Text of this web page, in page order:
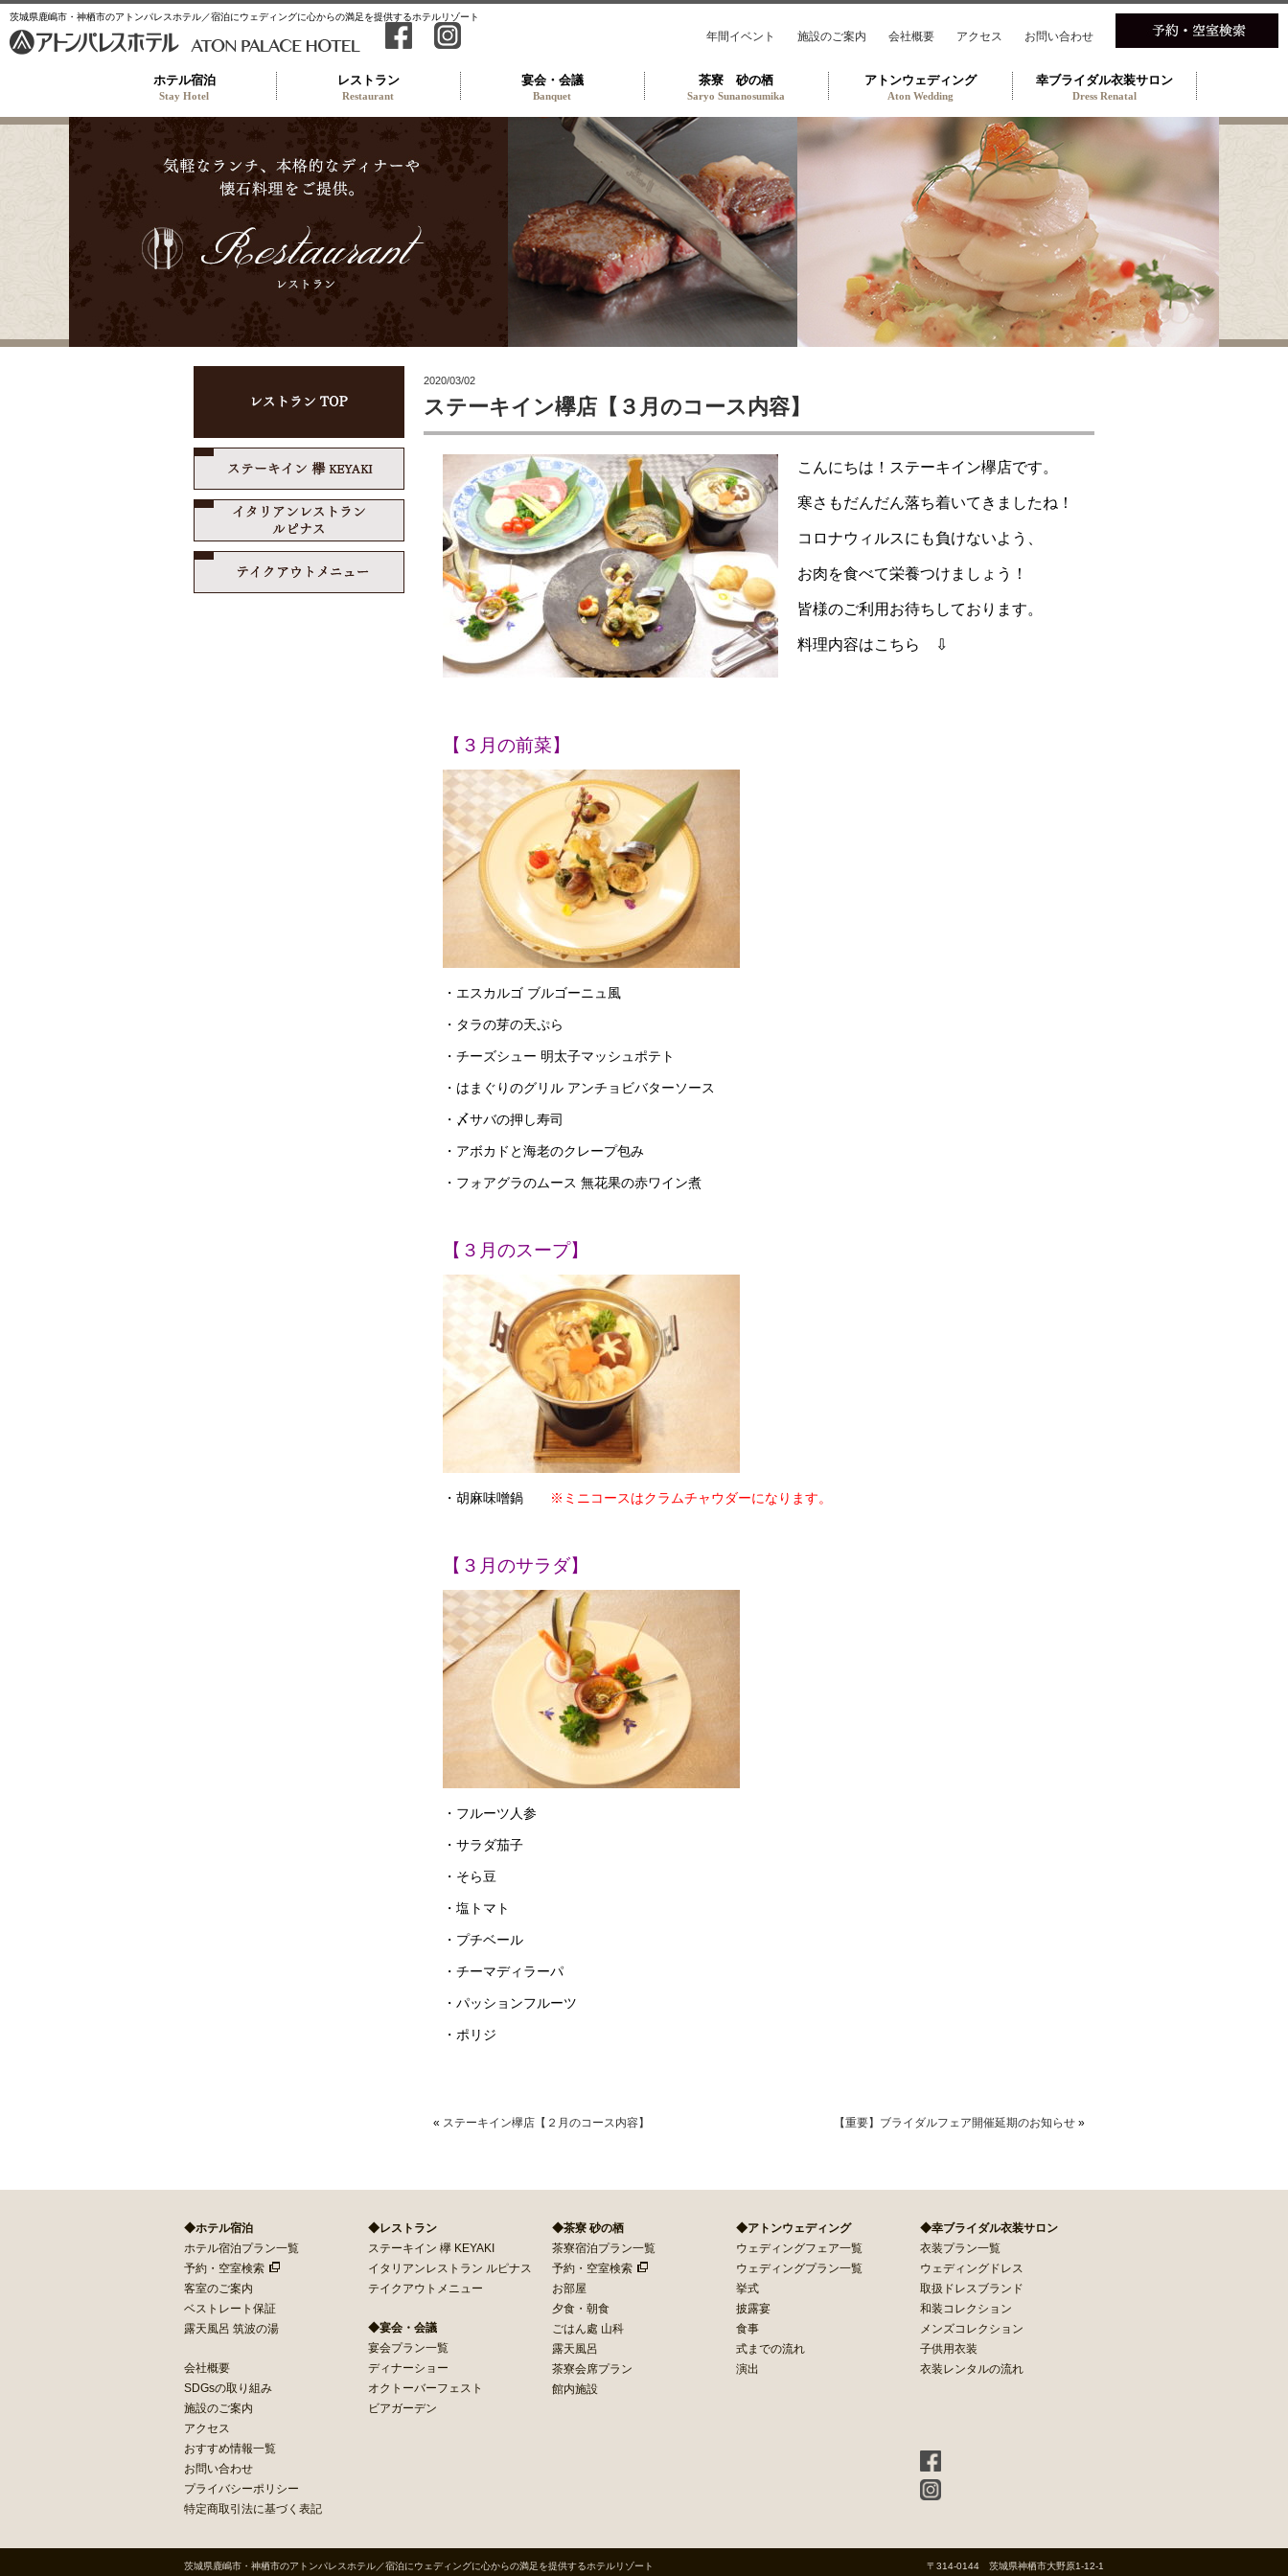
茨城県鹿嶋市・神栖市のアトンパレスホテル／宿泊にウェディングに心からの満足を提供するホテルリゾート
年間イベント 施設のご案内 会社概要 アクセス お問い合わせ
ホテル宿泊
Stay Hotel
レストラン
Restaurant
宴会・会議
Banquet
茶寮 砂の栖
Saryo Sunanosumika
アトンウェディング
Aton Wedding
幸ブライダル衣装サロン
Dress Renatal
2020/03/02
ステーキイン欅店【３月のコース内容】
こんにちは！ステーキイン欅店です。
寒さもだんだん落ち着いてきましたね！
コロナウィルスにも負けないよう、
お肉を食べて栄養つけましょう！
皆様のご利用お待ちしております。
料理内容はこちら ⇩
【３月の前菜】
・エスカルゴ ブルゴーニュ風
・タラの芽の天ぷら
・チーズシュー 明太子マッシュポテト
・はまぐりのグリル アンチョビバターソース
・〆サバの押し寿司
・アボカドと海老のクレープ包み
・フォアグラのムース 無花果の赤ワイン煮
【３月のスープ】
・胡麻味噌鍋 ※ミニコースはクラムチャウダーになります。
【３月のサラダ】
・フルーツ人参
・サラダ茄子
・そら豆
・塩トマト
・プチベール
・チーマディラーパ
・パッションフルーツ
・ポリジ
« ステーキイン欅店【２月のコース内容】 【重要】ブライダルフェア開催延期のお知らせ »
レストラン TOP
ステーキイン 欅（けやき）
イタリアンレストラン ルピナス
テイクアウトメニュー
◆ホテル宿泊
ホテル宿泊プラン一覧
予約・空室検索
客室のご案内
ベストレート保証
露天風呂 筑波の湯
会社概要
SDGsの取り組み
施設のご案内
アクセス
おすすめ情報一覧
お問い合わせ
プライバシーポリシー
特定商取引法に基づく表記
◆レストラン
ステーキイン 欅 KEYAKI
イタリアンレストラン ルピナス
テイクアウトメニュー
◆宴会・会議
宴会プラン一覧
ディナーショー
オクトーバーフェスト
ビアガーデン
◆茶寮 砂の栖
茶寮宿泊プラン一覧
予約・空室検索
お部屋
夕食・朝食
ごはん處 山科
露天風呂
茶寮会席プラン
館内施設
◆アトンウェディング
ウェディングフェア一覧
ウェディングプラン一覧
挙式
披露宴
食事
式までの流れ
演出
◆幸ブライダル衣装サロン
衣装プラン一覧
ウェディングドレス
取扱ドレスブランド
和装コレクション
メンズコレクション
子供用衣装
衣装レンタルの流れ
茨城県鹿嶋市・神栖市のアトンパレスホテル／宿泊にウェディングに心からの満足を提供するホテルリゾート 〒314-0144 茨城県神栖市大野原1-12-1